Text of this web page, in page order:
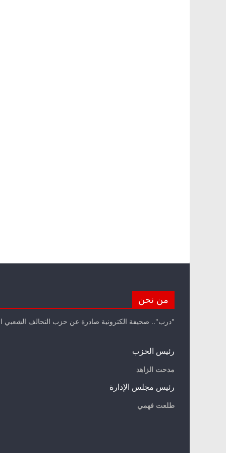
من نحن
"درب".. صحيفة الكترونية صادرة عن حزب التحالف الشعبي
رئيس الحزب
مدحت الزاهد
رئيس مجلس الإدارة
طلعت فهمي